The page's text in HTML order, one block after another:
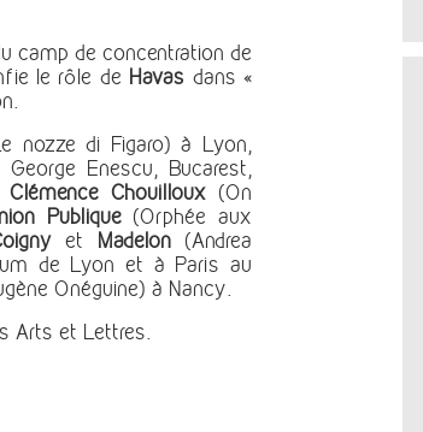
camp de concentration de
le rôle de Havas dans «
nozze di Figaro) à Lyon,
Enescu, Bucarest,
Clémence Chouilloux (On
Publique(Orphée aux
et Madelon(Andrea
de Lyon et à Paris au
Onéguine) à Nancy.
Arts et Lettres.